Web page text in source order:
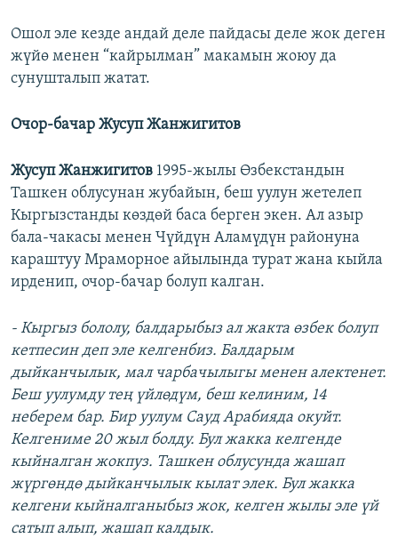
Ошол эле кезде андай деле пайдасы деле жок деген
жүйө менен “кайрылман” макамын жоюу да
сунушталып жатат.
Очор-бачар Жусуп Жанжигитов
Жусуп Жанжигитов 1995-жылы Өзбекстандын
Ташкен облусунан жубайын, беш уулун жетелеп
Кыргызстанды көздөй баса берген экен. Ал азыр
бала-чакасы менен Чүйдүн Аламүдүн районуна
караштуу Мраморное айылында турат жана кыйла
ирденип, очор-бачар болуп калган.
- Кыргыз бололу, балдарыбыз ал жакта өзбек болуп
кетпесин деп эле келгенбиз. Балдарым
дыйканчылык, мал чарбачылыгы менен алектенет.
Беш уулумду тең үйлөдүм, беш келиним, 14
неберем бар. Бир уулум Сауд Арабияда окуйт.
Келгениме 20 жыл болду. Бул жакка келгенде
кыйналган жокпуз. Ташкен облусунда жашап
жүргөндө дыйканчылык кылат элек. Бул жакка
келгени кыйналганыбыз жок, келген жылы эле үй
сатып алып, жашап калдык.